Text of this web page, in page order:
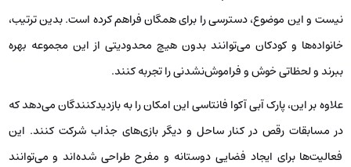
نیست و این موضوع، دسترسی را برای همگان فراهم کرده است. بدین ترتیب،
خانواده‌ها و کودکان می‌توانند بدون هیچ محدودیتی از این مجموعه بهره
ببرند و لحظاتی خوش و فراموش‌نشدنی را تجربه کنند.
علاوه بر این، پارک آبی آکوا فانتاسی این امکان را به بازدیدکنندگان می‌دهد که
در مسابقات رقص در کنار ساحل و دیگر بازی‌های جذاب شرکت کنند. این
فعالیت‌ها برای ایجاد فضایی دوستانه و مفرح طراحی شده‌اند و می‌توانند